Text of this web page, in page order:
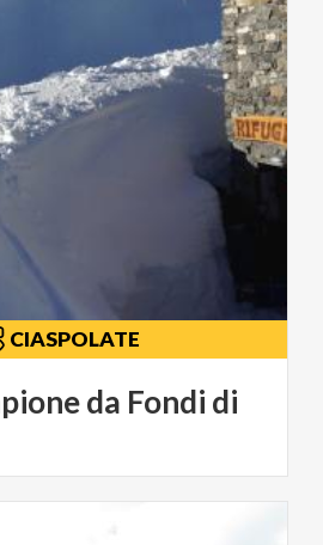
CIASPOLATE
da Fondi di